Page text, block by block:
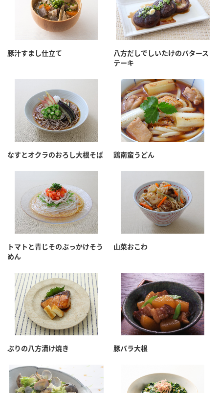
スープ 中華
クイック調味料 レモン果汁
ふりかけ おすしの素
炊き込みご飯の素 米飯用調味液
お酢ドリンク
味ぽん
ぽん酢
かおりの蔵
鍋なび
納豆のサイト
PIN印
三ツ判山吹
千夜
スペシャルサイト
お酢を知ろう！
すしラボ
ぽん酢サワー
納豆の豆知識
ミツカンのCM
ロングセラー商品 ＋ おすすめレシピ
人気商品 ＋ おすすめレシピ
企業理念
ミツカンの歴史
ミツカンを知る
環境への取り組み
水の文化センター（アーカイブ）
ZENB initiative
各部門が大切にしていること
おいしさと健康への取り組み
キッザニア東京「ぽん酢工房」
採用情報
お客様相談センター
お客様の声をいかしました
販売終了製品のご案内
よくあるご質問
お問い合わせ
地図から取り扱い店舗を探す
ミツカン公式通販
業務用サイト ミツカングループについて 製造所固有記号一覧
豚汁すまし仕立て
八方だしでしいたけのバタース
テーキ
なすとオクラのおろし大根そば 鶏南蛮うどん
トマトと青じそのぶっかけそう
めん
山菜おこわ
ぶりの八方漬け焼き 豚バラ大根